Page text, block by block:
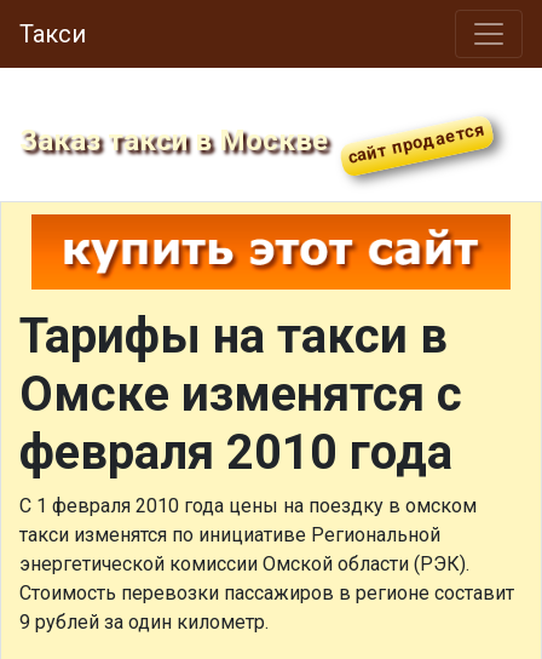
Такси
Заказ такси в Москве
Тарифы на такси в
Омске изменятся с
февраля 2010 года
С 1 февраля 2010 года цены на поездку в омском
такси изменятся по инициативе Региональной
энергетической комиссии Омской области (РЭК).
Стоимость перевозки пассажиров в регионе составит
9 рублей за один километр.